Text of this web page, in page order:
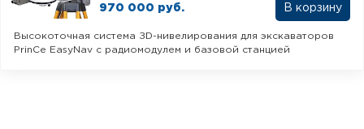
970 000 руб.
Высокоточная система ЗD-нивелирования для экскаваторов
PrinCe EasyNav с радиомодулем и базовой станцией